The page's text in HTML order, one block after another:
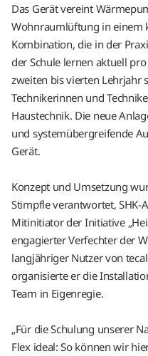
Das Gerät vereint
Wohnraumlüftung in einem
Kombination, die in der
der Schule lernen aktuell
zweiten bis vierten Lehrjahr
Technikerinnen und
Haustechnik. Die neue
und systemübergreifende
Gerät.
Konzept und Umsetzung
Stimpfle verantwortet, SHK-
Mitinitiator der Initiative
engagierter Verfechter der
langjähriger Nutzer von
organisierte er die
Team in Eigenregie.
„Für die Schulung unserer
Flex ideal: So können wir